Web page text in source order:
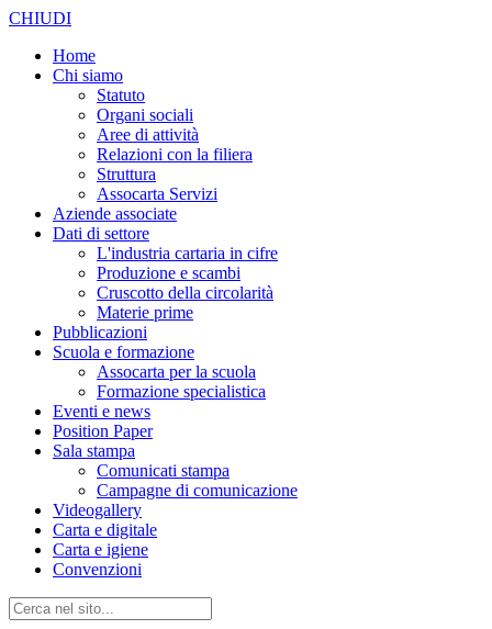
CHIUDI
Home
Chi siamo
Statuto
Organi sociali
Aree di attività
Relazioni con la filiera
Struttura
Assocarta Servizi
Aziende associate
Dati di settore
L'industria cartaria in cifre
Produzione e scambi
Cruscotto della circolarità
Materie prime
Pubblicazioni
Scuola e formazione
Assocarta per la scuola
Formazione specialistica
Eventi e news
Position Paper
Sala stampa
Comunicati stampa
Campagne di comunicazione
Videogallery
Carta e digitale
Carta e igiene
Convenzioni